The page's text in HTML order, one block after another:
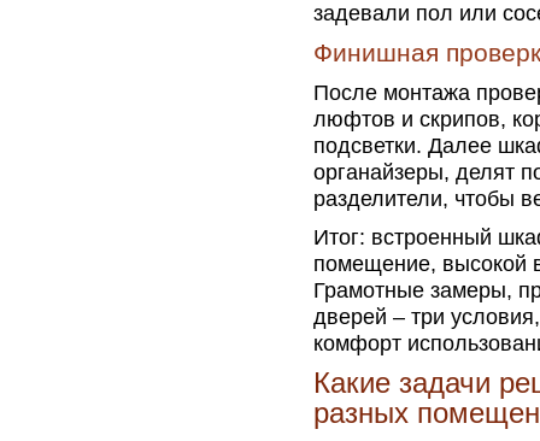
задевали пол или
Финишная
После монтажа
люфтов и скрипов,
подсветки. Далее
органайзеры, делят
разделители, чтобы
Итог: встроенный
помещение, высокой
Грамотные замеры,
дверей – три
комфорт
Какие задачи
разных